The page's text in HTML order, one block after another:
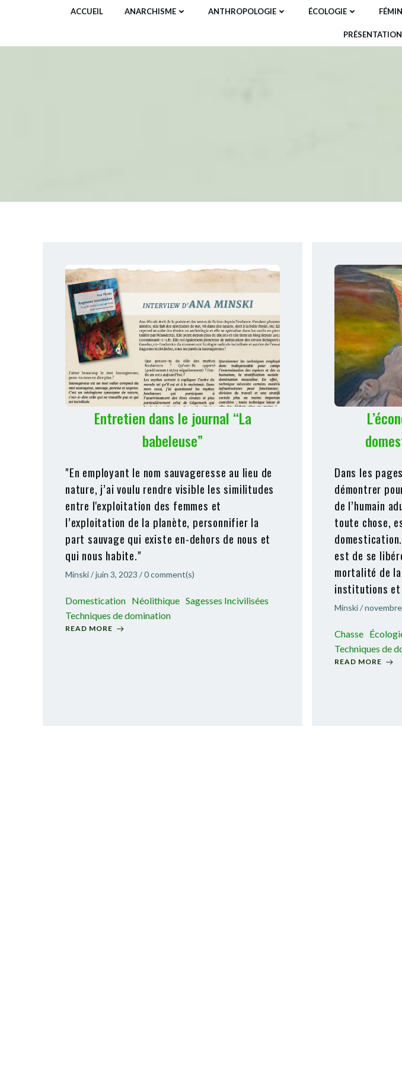
ACCUEIL ANARCHISME ANTHROPOLOGIE ÉCOLOGIE
Entretien dans le journal “La
babeleuse”
"En employant le nom sauvageresse au lieu de
nature, j’ai voulu rendre visible les similitudes
entre l'exploitation des femmes et
l’exploitation de la planète, personnifier la
part sauvage qui existe en-dehors de nous et
qui nous habite."
Minski/juin 3, 2023 /0comment(s)
Domestication Néolithique Sagesses Incivilisées
Techniques de domination
READ MORE
Dans les
démontrer
de l’humain
toute chose,
est de se
mortalité de
institutions et
Minski/
Chasse
Techniques de
READ MORE